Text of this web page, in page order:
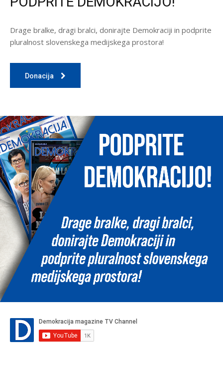
Drage bralke, dragi bralci, donirajte Demokraciji in podprite
pluralnost slovenskega medijskega prostora!
Donacija